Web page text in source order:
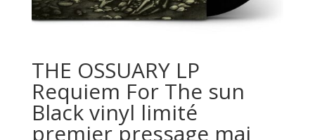
THE OSSUARY LP
Requiem For The sun
Black vinyl limité
premier pressage mai